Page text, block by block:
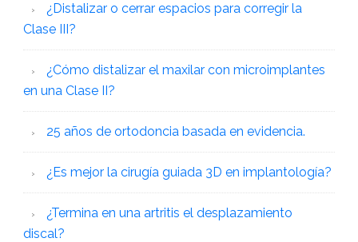
¿Distalizar o cerrar espacios para corregir la
Clase III?
¿Cómo distalizar el maxilar con microimplantes
en una Clase II?
25 años de ortodoncia basada en evidencia.
¿Es mejor la cirugía guiada 3D en implantología?
¿Termina en una artritis el desplazamiento
discal?